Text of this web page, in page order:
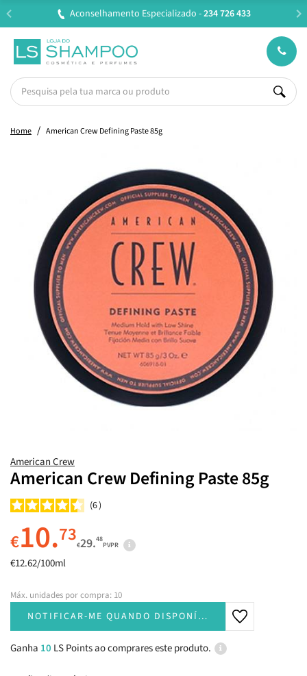
Entregas em 24H úteis.Oferta de portes a partir de
Home American Crew Defining Paste 85g
American Crew
American Crew Defining Paste 85g
6
€10.73€29.48
PVPR
€12.62/100ml
Máx. unidades por compra: 10
NOTIFICAR-ME QUANDO DISPONÍVEL
Ganha 10 LS Points ao comprares este produto.